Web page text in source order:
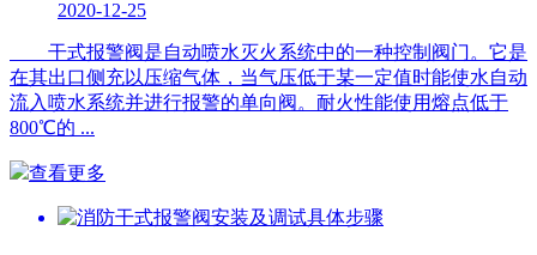
2020-12-25
干式报警阀是自动喷水灭火系统中的一种控制阀门。它是
在其出口侧充以压缩气体，当气压低于某一定值时能使水自动
流入喷水系统并进行报警的单向阀。耐火性能使用熔点低于
800℃的 ...
查看更多